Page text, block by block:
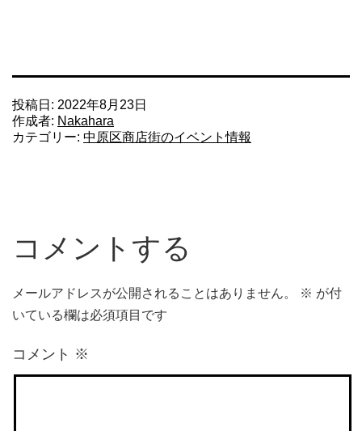
投稿日: 2022年8月23日
作成者: Nakahara
カテゴリー: 中原区商店街のイベント情報
コメントする
メールアドレスが公開されることはありません。 ※ が付
いている欄は必須項目です
コメント ※